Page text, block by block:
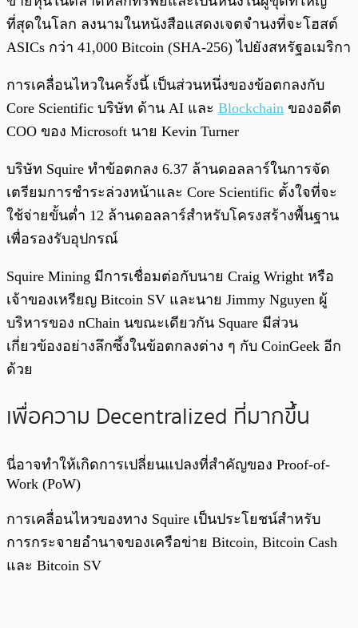
ที่สุดในโลก ลงนามในหนังสือแสดงเจตจำนงที่จะโฮสต์
ASICs กว่า 41,000 Bitcoin (SHA-256) ไปยังสหรัฐอเมริกา
การเคลื่อนไหวในครั้งนี้ เป็นส่วนหนึ่งของข้อตกลงกับ
Core Scientific บริษัท ด้าน AI และ Blockchain ของอดีต
COO ของ Microsoft นาย Kevin Turner
บริษัท Squire ทำข้อตกลง 6.37 ล้านดอลลาร์ในการจัด
เตรียมการชำระล่วงหน้าและ Core Scientific ตั้งใจที่จะ
ใช้จ่ายขั้นต่ำ 12 ล้านดอลลาร์สำหรับโครงสร้างพื้นฐาน
เพื่อรองรับอุปกรณ์
Squire Mining มีการเชื่อมต่อกับนาย Craig Wright หรือ
เจ้าของเหรียญ Bitcoin SV และนาย Jimmy Nguyen ผู้
บริหารของ nChain นขณะเดียวกัน Square มีส่วน
เกี่ยวข้องอย่างลึกซึ้งในข้อตกลงต่าง ๆ กับ CoinGeek อีก
ด้วย
เพื่อความ Decentralized ที่มากขึ้น
นี่อาจทำให้เกิดการเปลี่ยนแปลงที่สำคัญของ Proof-of-
Work (PoW)
การเคลื่อนไหวของทาง Squire เป็นประโยชน์สำหรับ
การกระจายอำนาจของเครือข่าย Bitcoin, Bitcoin Cash
และ Bitcoin SV